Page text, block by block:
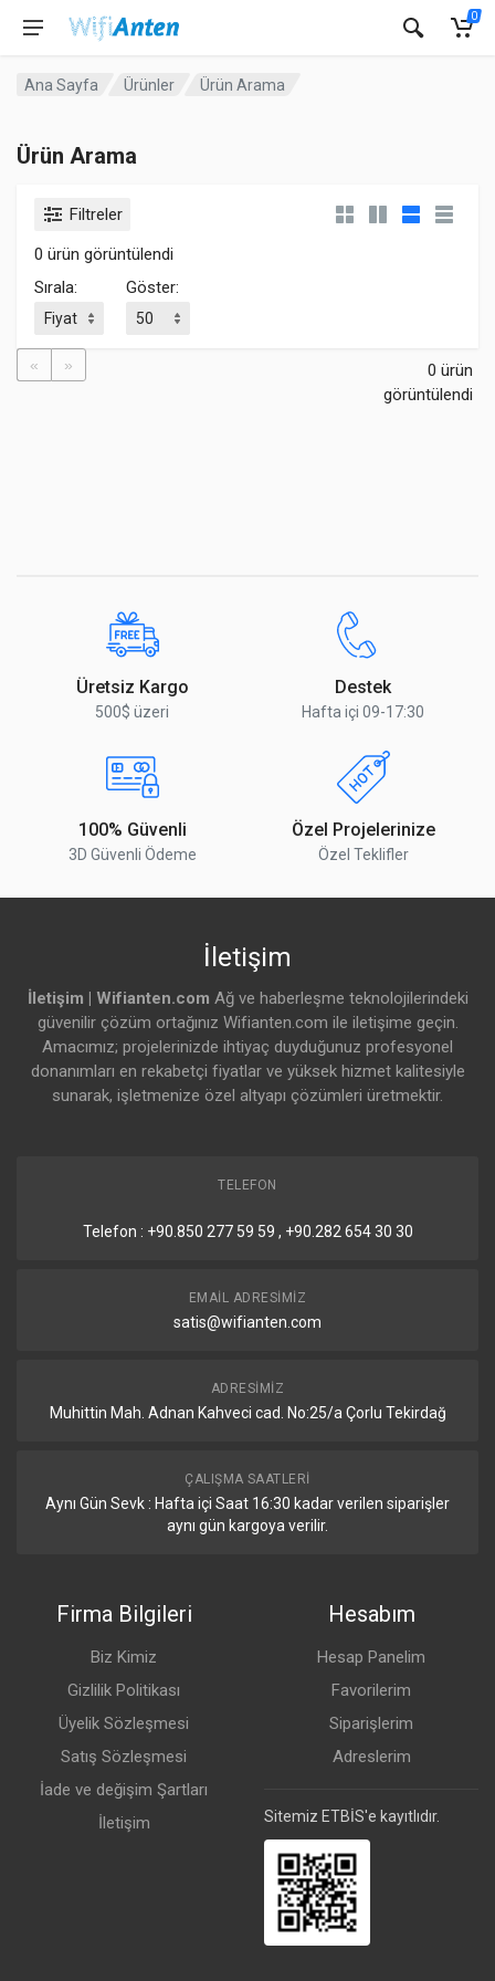
0
Ana Sayfa Ürünler Ürün Arama
Ürün Arama
Filtreler
0 ürün görüntülendi
Sırala:
Göster:
« »
0 ürün
görüntülendi
Üretsiz Kargo
500$ üzeri
Destek
Hafta içi 09-17:30
100% Güvenli
3D Güvenli Ödeme
Özel Projelerinize
Özel Teklifler
İletişim
İletişim | Wifianten.com Ağ ve haberleşme teknolojilerindeki
güvenilir çözüm ortağınız Wifianten.com ile iletişime geçin.
Amacımız; projelerinizde ihtiyaç duyduğunuz profesyonel
donanımları en rekabetçi fiyatlar ve yüksek hizmet kalitesiyle
sunarak, işletmenize özel altyapı çözümleri üretmektir.
TELEFON
Telefon : +90.850 277 59 59 , +90.282 654 30 30
EMAIL ADRESIMIZ
satis@wifianten.com
ADRESIMIZ
Muhittin Mah. Adnan Kahveci cad. No:25/a Çorlu Tekirdağ
ÇALIŞMA SAATLERI
Aynı Gün Sevk : Hafta içi Saat 16:30 kadar verilen siparişler
aynı gün kargoya verilir.
Firma Bilgileri
Biz Kimiz
Gizlilik Politikası
Üyelik Sözleşmesi
Satış Sözleşmesi
İade ve değişim Şartları
İletişim
Hesabım
Hesap Panelim
Favorilerim
Siparişlerim
Adreslerim
Sitemiz ETBİS'e kayıtlıdır.